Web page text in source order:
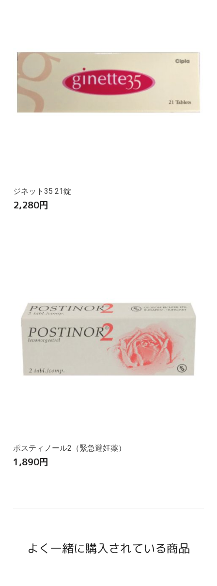
ジネット35 21錠
2,280円
ポスティノール2（緊急避妊薬）
1,890円
よく一緒に購入されている商品